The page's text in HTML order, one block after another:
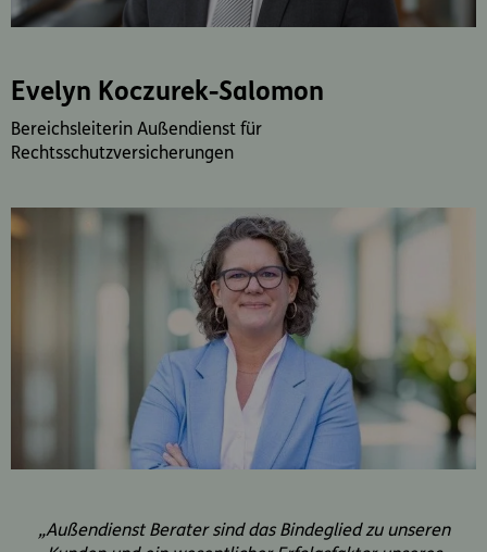
Evelyn Koczurek-Salomon
Bereichsleiterin Außendienst für
Rechtsschutzversicherungen
„Außendienst Berater sind das Bindeglied zu unseren